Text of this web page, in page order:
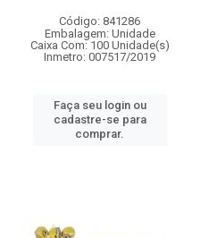
Código: 841286
Embalagem: Unidade
Caixa Com: 100 Unidade(s)
Inmetro: 007517/2019
Faça seu login ou
cadastre-se para
comprar.